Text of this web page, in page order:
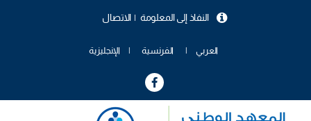
الاتصال النفاذ إلى المعلومة
العربي الفرنسية الإنجليزية